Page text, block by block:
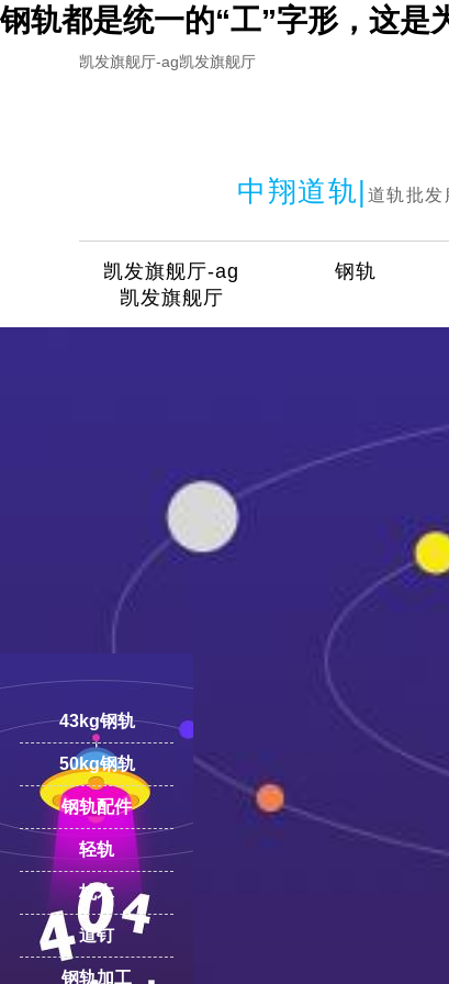
钢轨都是统一的“工”字形，这是
凯发旗舰厅-ag凯发旗舰厅
中翔道轨| 道轨批发
18100332293
凯发旗舰厅-ag
凯发旗舰厅
钢轨
43kg钢轨
50kg钢轨
钢轨配件
轻轨
枕木
道钉
钢轨加工